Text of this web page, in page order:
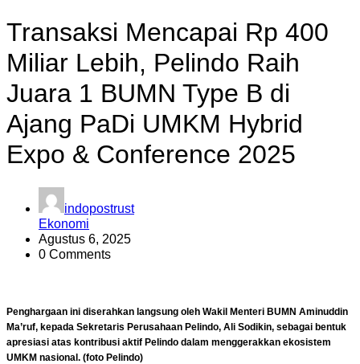
Transaksi Mencapai Rp 400
Miliar Lebih, Pelindo Raih
Juara 1 BUMN Type B di
Ajang PaDi UMKM Hybrid
Expo & Conference 2025
indopostrust
Ekonomi
Agustus 6, 2025
0 Comments
Penghargaan ini diserahkan langsung oleh Wakil Menteri BUMN Aminuddin
Ma’ruf, kepada Sekretaris Perusahaan Pelindo, Ali Sodikin, sebagai bentuk
apresiasi atas kontribusi aktif Pelindo dalam menggerakkan ekosistem
UMKM nasional. (foto Pelindo)